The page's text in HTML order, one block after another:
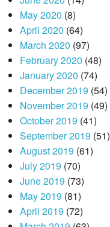
May 2020 (8)
April 2020 (64)
March 2020 (97)
February 2020 (48)
January 2020 (74)
December 2019 (54)
November 2019 (49)
October 2019 (41)
September 2019 (51)
August 2019 (61)
July 2019 (70)
June 2019 (73)
May 2019 (81)
April 2019 (72)